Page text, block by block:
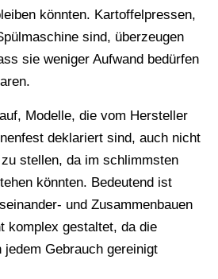
könnten. Kartoffelpressen,
sind, überzeugen
sie weniger Aufwand bedürfen
Modelle, die vom Hersteller
deklariert sind, auch nicht
stellen, da im schlimmsten
könnten. Bedeutend ist
und Zusammenbauen
komplex gestaltet, da die
jedem Gebrauch gereinigt